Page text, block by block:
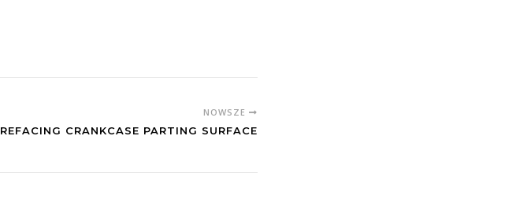
NOWSZE
REFACING CRANKCASE PARTING SURFACE